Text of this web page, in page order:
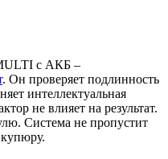
с АКБ –
. Он проверяет подлинность
интеллектуальная
не влияет на результат.
Система не пропустит